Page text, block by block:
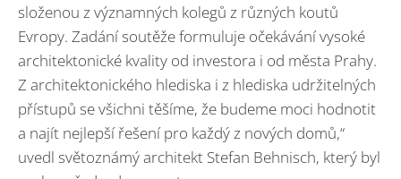
složenou z významných kolegů z různých koutů
Evropy. Zadání soutěže formuluje očekávání vysoké
architektonické kvality od investora i od města Prahy.
Z architektonického hlediska i z hlediska udržitelných
přístupů se všichni těšíme, že budeme moci hodnotit
a najít nejlepší řešení pro každý z nových domů,“
uvedl světoznámý architekt Stefan Behnisch, který byl